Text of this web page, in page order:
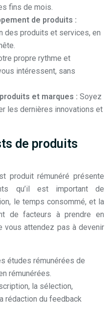
fins de mois.
de produits :
des produits et services, en
propre rythme et
intéressent, sans
et marques : Soyez
les dernières innovations et
de produits
produit rémunéré présente
qu’il est important de
le temps consommé, et la
de facteurs à prendre en
vous attendez pas à devenir
études rémunérées de
rémunérées.
la sélection,
rédaction du feedback